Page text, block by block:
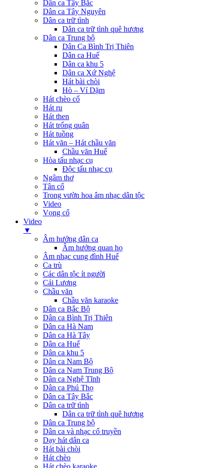
Dân ca Tây Bắc
Dân ca Tây Nguyên
Dân ca trữ tình
Dân ca trữ tình quê hương
Dân ca Trung bộ
Dân Ca Bình Trị Thiên
Dân ca Huế
Dân ca khu 5
Dân ca Xứ Nghệ
Hát bài chòi
Hò – Ví Dặm
Hát chèo cổ
Hát ru
Hát then
Hát trống quân
Hát tuồng
Hát văn – Hát chầu văn
Chầu văn Huế
Hòa tấu nhạc cụ
Độc tấu nhạc cụ
Ngâm thơ
Tân cổ
Trong vườn hoa âm nhạc dân tộc
Video
Vọng cổ
Video
▼
Âm hưởng dân ca
Âm hưởng quan họ
Âm nhạc cung đình Huế
Ca trù
Các dân tộc ít người
Cải Lương
Chầu văn
Chầu văn karaoke
Dân ca Bắc Bộ
Dân ca Bình Trị Thiên
Dân ca Hà Nam
Dân ca Hà Tây
Dân ca Huế
Dân ca khu 5
Dân ca Nam Bộ
Dân ca Nam Trung Bộ
Dân ca Nghệ Tĩnh
Dân ca Phú Thọ
Dân ca Tây Bắc
Dân ca trữ tình
Dân ca trữ tình quê hương
Dân ca Trung bộ
Dân ca và nhạc cổ truyền
Dạy hát dân ca
Hát bài chòi
Hát chèo
Hát chèo karaoke